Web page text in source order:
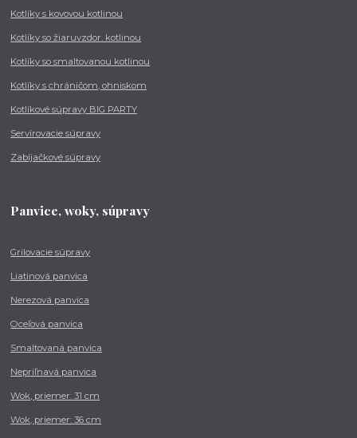
Kotlíky s kovovou kotlinou
Kotlíky so žiaruvzdor. kotlinou
Kotlíky so smaltovanou kotlinou
Kotlíky s chráničom, ohniskom
Kotlíkové súpravy BIG PARTY
Servírovacie súpravy
Zabíjačkové súpravy
Panvice, woky, súpravy
Grilovacie súpravy
Liatinová panvica
Nerezová panvica
Oceľová panvica
Smaltovaná panvica
Nepriľnavá panvica
Wok, priemer: 31 cm
Wok, priemer: 36 cm